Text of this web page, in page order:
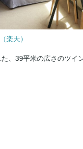
楽天）
、39平米の広さのツイ